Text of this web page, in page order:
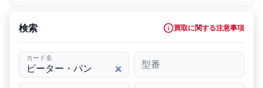
検索 買取に関する注意事項
カード名
型番